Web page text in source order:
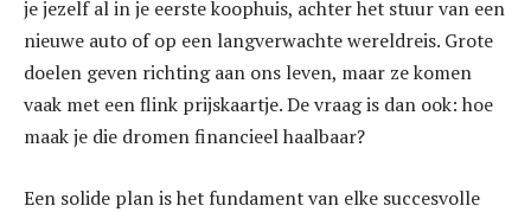
je jezelf al in je eerste koophuis, achter het stuur van een
nieuwe auto of op een langverwachte wereldreis. Grote
doelen geven richting aan ons leven, maar ze komen
vaak met een flink prijskaartje. De vraag is dan ook: hoe
maak je die dromen financieel haalbaar?
Een solide plan is het fundament van elke succesvolle